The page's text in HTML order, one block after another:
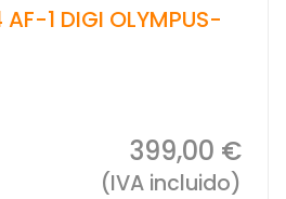
AF-1 DIGI OLYMPUS-
399,00 €
(IVA incluido)